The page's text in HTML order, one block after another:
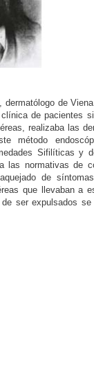
dermatólogo de
de pacientes
realizaba las
método
Sifilíticas y
las normativas de
de
que llevaban a
ser expulsados se